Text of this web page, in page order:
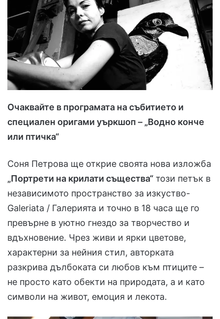
Очаквайте в програмата на събитието и
специален оригами уъркшоп – „Водно конче
или птичка“
Соня Петрова ще открие своята нова изложба
„Портрети на крилати същества“ този петък в
независимото пространство за изкуство-
Galeriata / Галерията и точно в 18 часа ще го
превърне в уютно гнездо за творчество и
вдъхновение. Чрез живи и ярки цветове,
характерни за нейния стил, авторката
разкрива дълбоката си любов към птиците –
не просто като обекти на природата, а и като
символи на живот, емоция и лекота.